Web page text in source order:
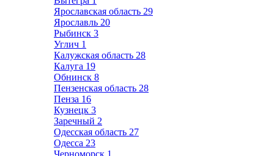
Ярославская область 29
Ярославль 20
Рыбинск 3
Углич 1
Калужская область 28
Калуга 19
Обнинск 8
Пензенская область 28
Пенза 16
Кузнецк 3
Заречный 2
Одесская область 27
Одесса 23
Черноморск 1